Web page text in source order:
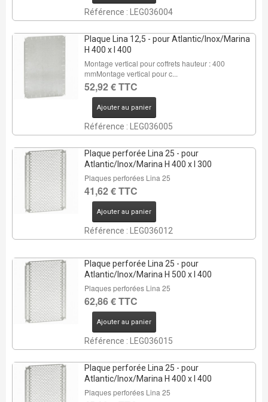
Référence : LEG036004
Plaque Lina 12,5 - pour Atlantic/Inox/Marina
H 400 x l 400
Montage vertical pour coffrets hauteur : 400
mmMontage vertical pour c...
52,92 € TTC
Ajouter au panier
Référence : LEG036005
Plaque perforée Lina 25 - pour
Atlantic/Inox/Marina H 400 x l 300
Plaques perforées Lina 25
41,62 € TTC
Ajouter au panier
Référence : LEG036012
Plaque perforée Lina 25 - pour
Atlantic/Inox/Marina H 500 x l 400
Plaques perforées Lina 25
62,86 € TTC
Ajouter au panier
Référence : LEG036015
Plaque perforée Lina 25 - pour
Atlantic/Inox/Marina H 400 x l 400
Plaques perforées Lina 25